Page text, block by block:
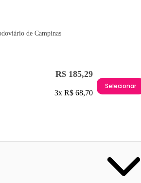
de Campinas
R$ 185,29
3x R$ 68,70
Selecionar